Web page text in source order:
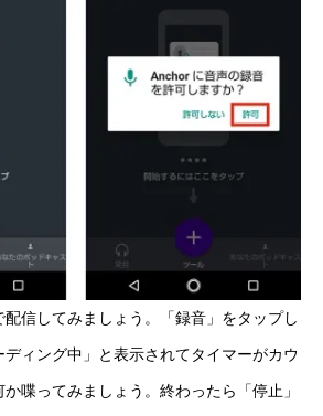
配信してみましょう。「録音」をタップし
ディング中」と表示されてタイマーがカウ
喋ってみましょう。終わったら「停止」